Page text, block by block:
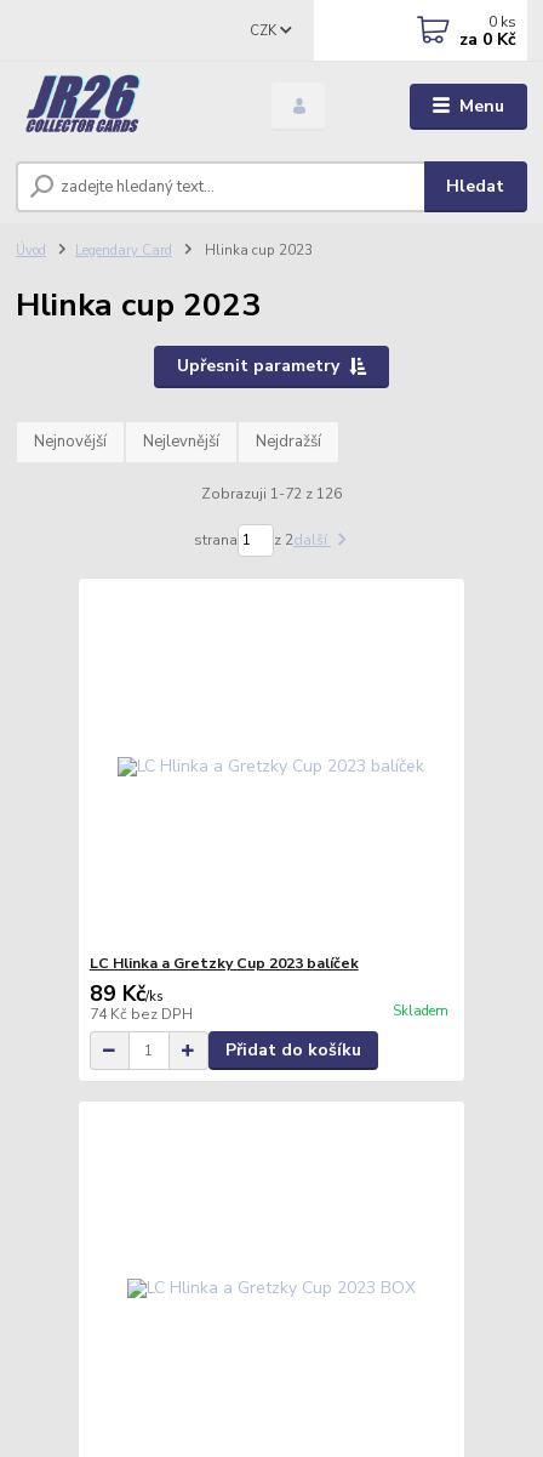
Menu
CZK
Hledat
0 ks
za 0 Kč
Úvod Legendary Card Hlinka cup 2023
Hlinka cup 2023
Upřesnit parametry
Nejnovější Nejlevnější Nejdražší
Zobrazuji 1-72 z 126
strana z 2další
LC Hlinka a Gretzky Cup 2023 balíček
89 Kč/ks
74 Kč bez DPH Skladem
Přidat do košíku